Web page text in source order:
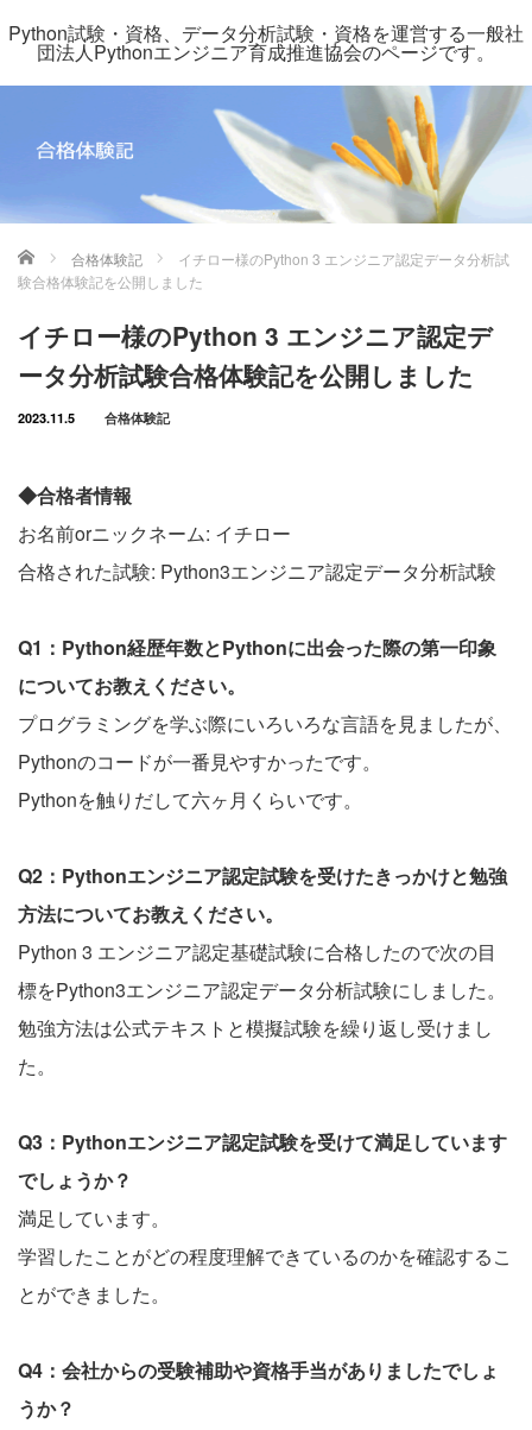
Python試験・資格、データ分析試験・資格を運営する一般社
団法人Pythonエンジニア育成推進協会のページです。
ホーム 合格体験記
イチロー様のPython 3 エンジニア認定データ分析試
験合格体験記を公開しました
イチロー様のPython 3 エンジニア認定デ
ータ分析試験合格体験記を公開しました
2023.11.5 合格体験記
◆合格者情報
お名前orニックネーム: イチロー
合格された試験: Python3エンジニア認定データ分析試験
Q1：Python経歴年数とPythonに出会った際の第一印象
についてお教えください。
プログラミングを学ぶ際にいろいろな言語を見ましたが、
Pythonのコードが一番見やすかったです。
Pythonを触りだして六ヶ月くらいです。
Q2：Pythonエンジニア認定試験を受けたきっかけと勉強
方法についてお教えください。
Python 3 エンジニア認定基礎試験に合格したので次の目
標をPython3エンジニア認定データ分析試験にしました。
勉強方法は公式テキストと模擬試験を繰り返し受けまし
た。
Q3：Pythonエンジニア認定試験を受けて満足しています
でしょうか？
満足しています。
学習したことがどの程度理解できているのかを確認するこ
とができました。
Q4：会社からの受験補助や資格手当がありましたでしょ
うか？